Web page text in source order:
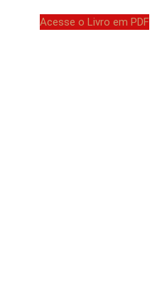
Acesse o Livro em PDF